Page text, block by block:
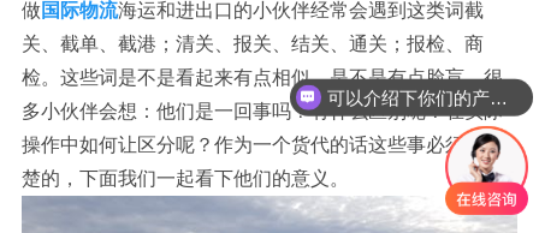
做国际物流海运和进出口的小伙伴经常会遇到这类词截
关、截单、截港；清关、报关、结关、通关；报检、商
检。这些词是不是看起来有点相似，是不是有点脸盲，很
多小伙伴会想：他们是一回事吗？有什么区别呢？在实际
操作中如何让区分呢？作为一个货代的话这些事必须要清
楚的，下面我们一起看下他们的意义。
可以介绍下你们的产品么？